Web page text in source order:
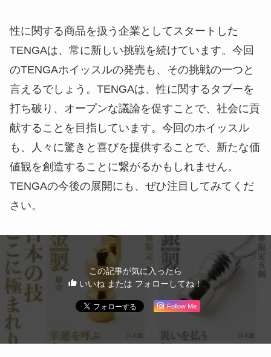
性に関する商品を扱う企業としてスタートした
TENGAは、常に新しい挑戦を続けています。今回
のTENGAホイッスルの発売も、その挑戦の一つと
言えるでしょう。TENGAは、性に関するタブーを
打ち破り、オープンな議論を促すことで、社会に貢
献することを目指しています。今回のホイッスル
も、人々に驚きと喜びを提供することで、新たな価
値観を創造することに繋がるかもしれません。
TENGAの今後の展開にも、ぜひ注目してみてくだ
さい。
この記事が気に入ったら
いいね または フォローしてね！
Follow Me